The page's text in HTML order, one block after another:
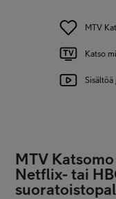
MTV
Katso
Sisältöä
MTV
Netflix- tai